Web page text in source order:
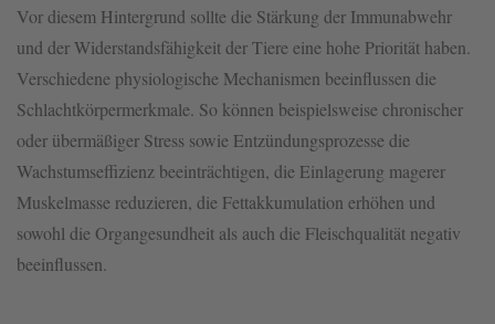
Vor diesem Hintergrund sollte die Stärkung der Immunabwehr
und der Widerstandsfähigkeit der Tiere eine hohe Priorität haben.
Verschiedene physiologische Mechanismen beeinflussen die
Schlachtkörpermerkmale. So können beispielsweise chronischer
oder übermäßiger Stress sowie Entzündungsprozesse die
Wachstumseffizienz beeinträchtigen, die Einlagerung magerer
Muskelmasse reduzieren, die Fettakkumulation erhöhen und
sowohl die Organgesundheit als auch die Fleischqualität negativ
beeinflussen.